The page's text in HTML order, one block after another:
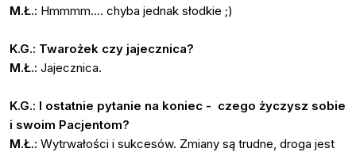
M.Ł.: Hmmmm.... chyba jednak słodkie ;)
K.G.: Twarożek czy jajecznica?
M.Ł.: Jajecznica.
K.G.: I ostatnie pytanie na koniec - czego życzysz sobie
i swoim Pacjentom?
M.Ł.: Wytrwałości i sukcesów. Zmiany są trudne, droga jest